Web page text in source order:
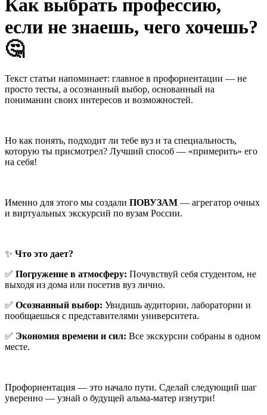
Как выбрать профессию,
если не знаешь, чего хочешь?
🤔
Текст статьи напоминает: главное в профориентации — не
просто тесты, а осознанный выбор, основанный на
понимании своих интересов и возможностей.
Но как понять, подходит ли тебе вуз и та специальность,
которую ты присмотрел? Лучший способ — «примерить» его
на себя!
Именно для этого мы создали ПОВУЗАМ — агрегатор очных
и виртуальных экскурсий по вузам России.
✨ Что это дает?
✅ Погружение в атмосферу: Почувствуй себя студентом, не
выходя из дома или посетив вуз лично.
✅ Осознанный выбор: Увидишь аудитории, лаборатории и
пообщаешься с представителями университета.
✅ Экономия времени и сил: Все экскурсии собраны в одном
месте.
Профориентация — это начало пути. Сделай следующий шаг
уверенно — узнай о будущей альма-матер изнутри!